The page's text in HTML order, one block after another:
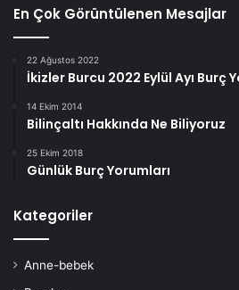
En Çok Görüntülenen Mesajlar
22 Ağustos 2022
İkizler Burcu 2022 Eylül Ayı Burç
14 Ekim 2014
Bilinçaltı Hakkında Ne Biliyoruz
25 Ekim 2018
Günlük Burç Yorumları
Kategoriler
Anne-bebek